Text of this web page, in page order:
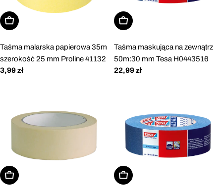
Dodaj do koszyka
Taśma malarska papierowa 35m
szerokość 25 mm Proline 41132
Cena
3,99 zł
Dodaj do koszyka
Taśma maskująca na zewnątrz
50m:30 mm Tesa H0443516
Cena
22,99 zł
Dodaj do koszyka Dodaj do koszyka